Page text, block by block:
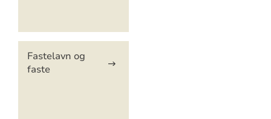
Fastelavn og
faste